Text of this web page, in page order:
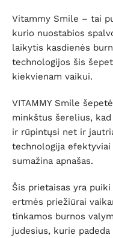
Vitammy Smile – tai
kurio nuostabios
laikytis kasdienės
technologijos šis
kiekvienam vaikui.
VITAMMY Smile
minkštus šerelius,
ir rūpintųsi net ir
technologija
sumažina apnašas.
Šis prietaisas yra
ertmės priežiūrai
tinkamos burnos
judesius, kurie